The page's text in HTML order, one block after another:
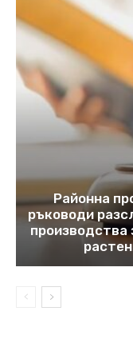
Районна
ръководи
производства